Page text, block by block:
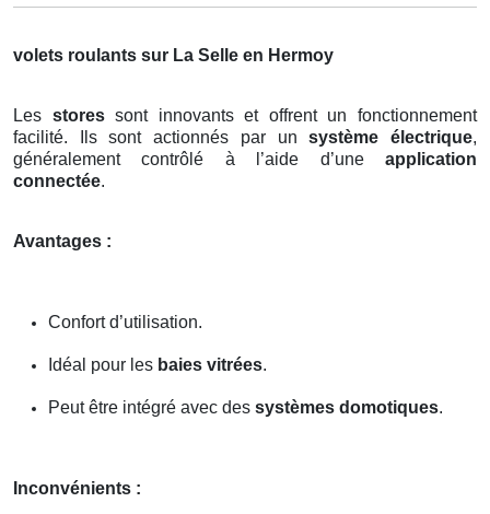
volets roulants sur La Selle en Hermoy
Les storessont innovants et offrent un fonctionnement
facilité. Ils sont actionnés par unsystème électrique,
généralement contrôlé à l’aide d’une application
connectée.
Avantages :
Confort d’utilisation.
Idéal pour les baies vitrées.
Peut être intégré avec des systèmes domotiques.
Inconvénients :